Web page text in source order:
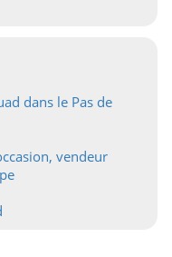
dans le Pas de
vendeur